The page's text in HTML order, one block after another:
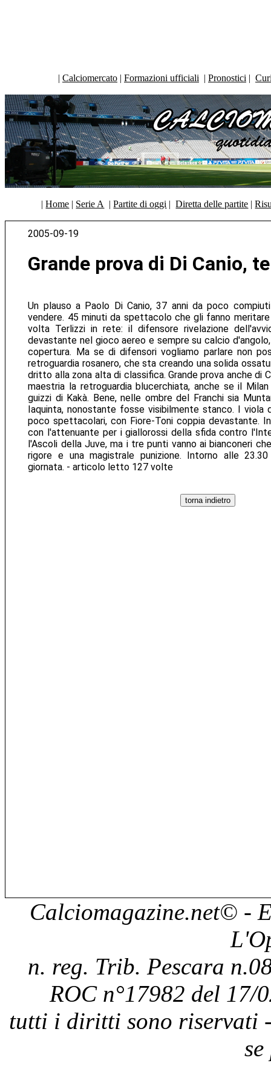
| Calciomercato | Formazioni ufficiali | Pronostici |
|Home | Serie A |Partite di oggi |Diretta delle partite |
2005-09-19
Grande prova di Di Canio,
Un plauso a Paolo Di Canio, 37 anni da poco
vendere. 45 minuti da spettacolo che gli fanno meritare
volta Terlizzi in rete: il difensore rivelazione
devastante nel gioco aereo e sempre su calcio
copertura. Ma se di difensori vogliamo parlare non
retroguardia rosanero, che sta creando una solida
dritto alla zona alta di classifica. Grande prova anche di
maestria la retroguardia blucerchiata, anche se il
guizzi di Kakà. Bene, nelle ombre del Franchi sia
Iaquinta, nonostante fosse visibilmente stanco. I viola
poco spettacolari, con Fiore-Toni coppia devastante.
con l'attenuante per i giallorossi della sfida contro
l'Ascoli della Juve, ma i tre punti vanno ai bianconeri
rigore e una magistrale punizione. Intorno alle
giornata. - articolo letto 127 volte
Calciomagazine.net© -
n. reg. Trib. Pescara
ROC n°17982 del 17/
tutti i diritti sono riservati